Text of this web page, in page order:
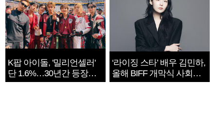
K팝 아이돌, '밀리언셀러'
단 1.6%…30년간 등장
1182개팀 전수조사
‘라이징 스타’ 배우 김민하,
올해 BIFF 개막식 사회자
확정